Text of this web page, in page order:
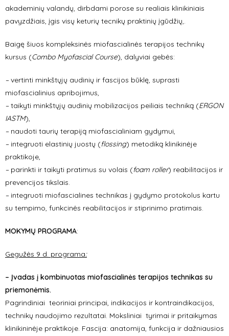
akademinių valandų, dirbdami porose su realiais klinikiniais
pavyzdžiais, įgis visų keturių tecnikų praktinių įgūdžių,.
Baigę šiuos kompleksinės miofascialinės terapijos technikų
kursus (Combo Myofascial Course), dalyviai gebės:
–vertinti minkštųjų audinių ir fascijos būklę, suprasti
miofascialinius apribojimus,
–taikyti minkštųjų audinių mobilizacijos peiliais techniką (ERGON
IASTM),
– naudoti taurių terapiją miofascialiniam gydymui,
– integruoti elastinių juostų (flossing) metodiką klinikinėje
praktikoje,
– parinkti ir taikyti pratimus su volais (foam roller) reabilitacijos ir
prevencijos tikslais.
– integruoti miofascialines technikas į gydymo protokolus kartu
su tempimo, funkcinės reabilitacijos ir stiprinimo pratimais.
MOKYMŲ PROGRAMA:
Gegužės 9 d. programa:
– Įvadas į kombinuotas miofascialinės terapijos technikas su
priemonėmis.
Pagrindiniai teoriniai principai, indikacijos ir kontraindikacijos,
technikų naudojimo rezultatai. Moksliniai tyrimai ir pritaikymas
klinikininėje praktikoje. Fascija: anatomija, funkcija ir dažniausios